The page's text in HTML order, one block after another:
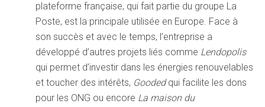
plateforme française, qui fait partie du groupe La
Poste, est la principale utilisée en Europe. Face à
son succès et avec le temps, l’entreprise a
développé d’autres projets liés comme Lendopolis
qui permet d’investir dans les énergies renouvelables
et toucher des intérêts, Goodedqui facilite les dons
pour les ONG ou encore La maison du